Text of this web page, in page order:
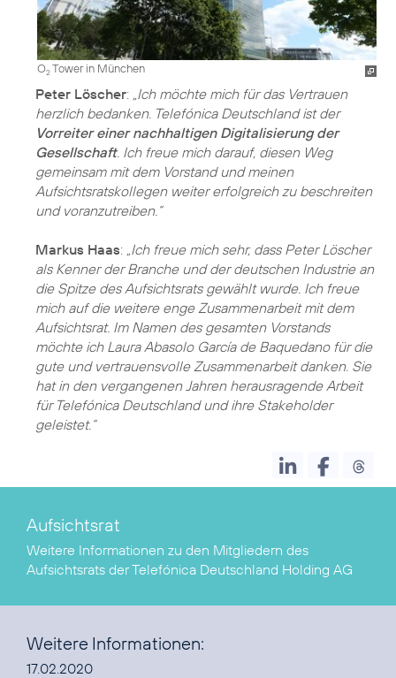
O2Tower in München
Peter Löscher: „Ich möchte mich für das Vertrauen
herzlich bedanken. Telefónica Deutschland ist der
Vorreiter einer nachhaltigen Digitalisierung der
Gesellschaft. Ich freue mich darauf, diesen Weg
gemeinsam mit dem Vorstand und meinen
Aufsichtsratskollegen weiter erfolgreich zu beschreiten
und voranzutreiben.“
Markus Haas: „Ich freue mich sehr, dass Peter Löscher
als Kenner der Branche und der deutschen Industrie an
die Spitze des Aufsichtsrats gewählt wurde. Ich freue
mich auf die weitere enge Zusammenarbeit mit dem
Aufsichtsrat. Im Namen des gesamten Vorstands
möchte ich Laura Abasolo García de Baquedano für die
gute und vertrauensvolle Zusammenarbeit danken. Sie
hat in den vergangenen Jahren herausragende Arbeit
für Telefónica Deutschland und ihre Stakeholder
geleistet.“
Aufsichtsrat
Weitere Informationen zu den Mitgliedern des
Aufsichtsrats der Telefónica Deutschland Holding AG
Weitere Informationen: